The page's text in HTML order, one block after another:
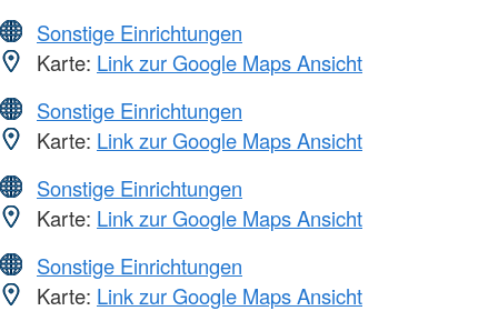
Sonstige Einrichtungen
Karte: Link zur Google Maps Ansicht
Sonstige Einrichtungen
Karte: Link zur Google Maps Ansicht
Sonstige Einrichtungen
Karte: Link zur Google Maps Ansicht
Sonstige Einrichtungen
Karte: Link zur Google Maps Ansicht